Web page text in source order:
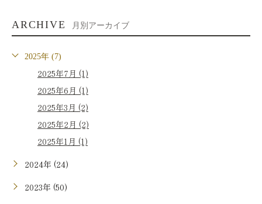
ARCHIVE 月別アーカイブ
2025年 (7)
2025年7月 (1)
2025年6月 (1)
2025年3月 (2)
2025年2月 (2)
2025年1月 (1)
2024年 (24)
2023年 (50)